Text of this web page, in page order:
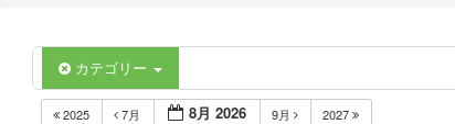
カテゴリー
2025 7月 8月 2026 9月 2027